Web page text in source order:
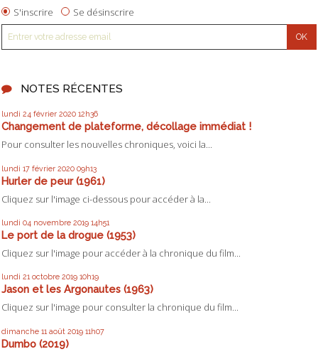
S'inscrire Se désinscrire
NOTES RÉCENTES
lundi 24 février 2020 12h36
Changement de plateforme, décollage immédiat !
Pour consulter les nouvelles chroniques, voici la...
lundi 17 février 2020 09h13
Hurler de peur (1961)
Cliquez sur l'image ci-dessous pour accéder à la...
lundi 04 novembre 2019 14h51
Le port de la drogue (1953)
Cliquez sur l'image pour accéder à la chronique du film...
lundi 21 octobre 2019 10h19
Jason et les Argonautes (1963)
Cliquez sur l'image pour consulter la chronique du film...
dimanche 11 août 2019 11h07
Dumbo (2019)